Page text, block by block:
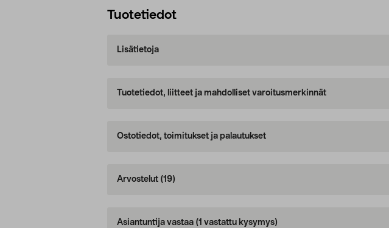
Tuotetiedot
Lisätietoja
Tuotetiedot, liitteet ja mahdolliset varoitusmerkinnät
Ostotiedot, toimitukset ja palautukset
Arvostelut (19)
Asiantuntija vastaa (1 vastattu kysymys)